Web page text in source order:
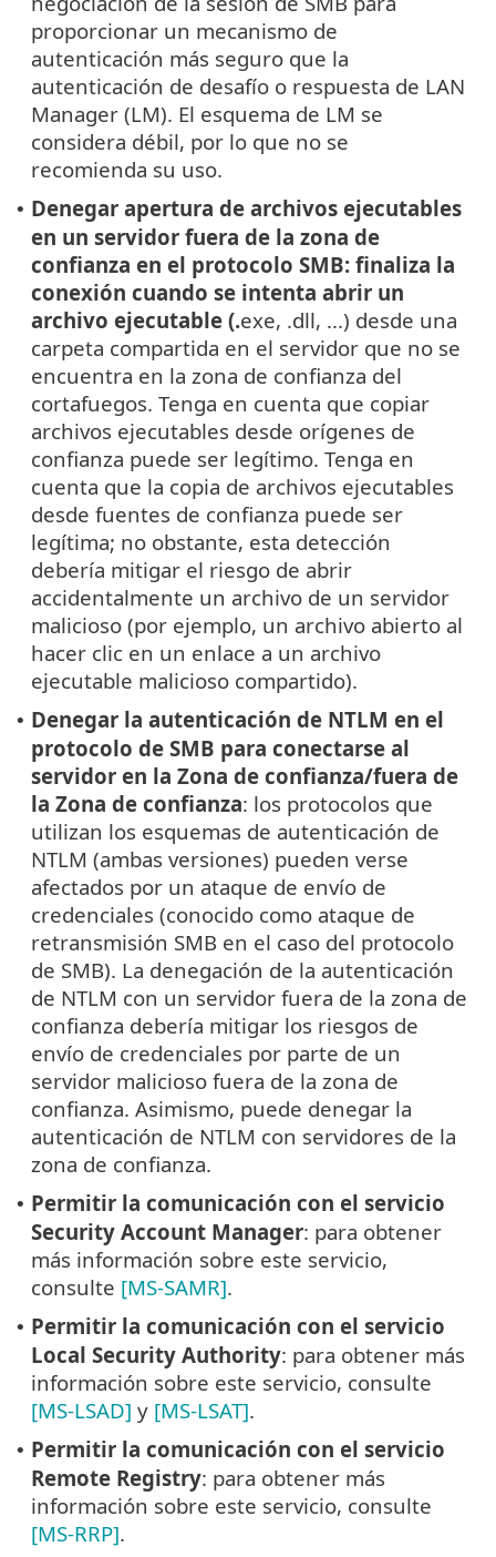
proporcionar un mecanismo de
autenticación más seguro que la
autenticación de desafío o respuesta de LAN
Manager (LM). El esquema de LM se
considera débil, por lo que no se
recomienda su uso.
• Denegar apertura de archivos ejecutables
en un servidor fuera de la zona de
confianza en el protocolo SMB: finaliza la
conexión cuando se intenta abrir un
archivo ejecutable (.exe, .dll, ...) desde una
carpeta compartida en el servidor que no se
encuentra en la zona de confianza del
cortafuegos. Tenga en cuenta que copiar
archivos ejecutables desde orígenes de
confianza puede ser legítimo. Tenga en
cuenta que la copia de archivos ejecutables
desde fuentes de confianza puede ser
legítima; no obstante, esta detección
debería mitigar el riesgo de abrir
accidentalmente un archivo de un servidor
malicioso (por ejemplo, un archivo abierto al
hacer clic en un enlace a un archivo
ejecutable malicioso compartido).
• Denegar la autenticación de NTLM en el
protocolo de SMB para conectarse al
servidor en la Zona de confianza/fuera de
la Zona de confianza: los protocolos que
utilizan los esquemas de autenticación de
NTLM (ambas versiones) pueden verse
afectados por un ataque de envío de
credenciales (conocido como ataque de
retransmisión SMB en el caso del protocolo
de SMB). La denegación de la autenticación
de NTLM con un servidor fuera de la zona de
confianza debería mitigar los riesgos de
envío de credenciales por parte de un
servidor malicioso fuera de la zona de
confianza. Asimismo, puede denegar la
autenticación de NTLM con servidores de la
zona de confianza.
• Permitir la comunicación con el servicio
Security Account Manager: para obtener
más información sobre este servicio,
consulte [MS-SAMR].
• Permitir la comunicación con el servicio
Local Security Authority: para obtener más
información sobre este servicio, consulte
[MS-LSAD] y [MS-LSAT].
• Permitir la comunicación con el servicio
Remote Registry: para obtener más
información sobre este servicio, consulte
[MS-RRP].